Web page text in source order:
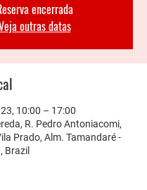
encerrada
outras datas
10:00 – 17:00
R. Pedro Antoniacomi,
Prado, Alm. Tamandaré -
Brazil